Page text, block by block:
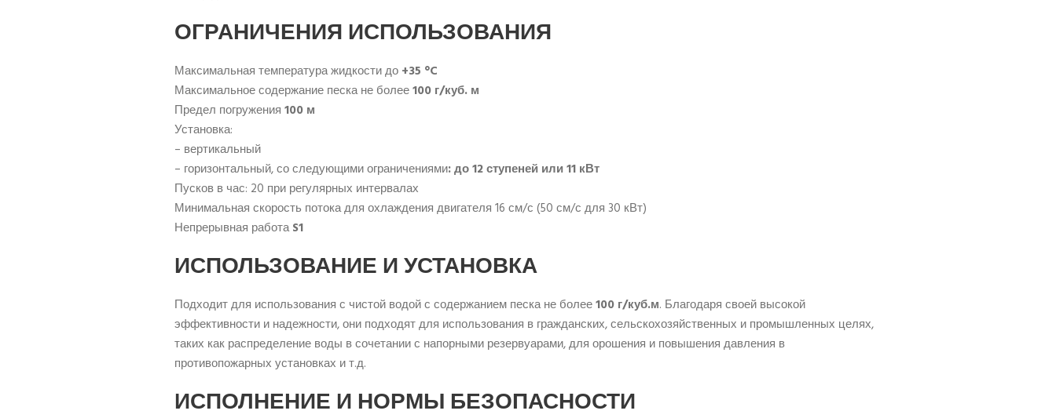
ОГРАНИЧЕНИЯ ИСПОЛЬЗОВАНИЯ
Максимальная температура жидкости до +35 °C
Максимальное содержание песка не более100 г/куб. м
Предел погружения 100 м
Установка:
– вертикальный
– горизонтальный, со следующими ограничениями: до 12 ступеней или 11 кВт
Пусков в час: 20 при регулярных интервалах
Минимальная скорость потока для охлаждения двигателя 16 см/с (50 см/с для 30 кВт)
Непрерывная работаS1
ИСПОЛЬЗОВАНИЕ И УСТАНОВКА
Подходит для использования с чистой водой с содержанием песка не более100 г/куб.м. Благодаря своей высокой
эффективности и надежности, они подходят для использования в гражданских, сельскохозяйственных и промышленных целях,
таких как распределение воды в сочетании с напорными резервуарами, для орошения и повышения давления в
противопожарных установках и т.д.
ИСПОЛНЕНИЕ И НОРМЫ БЕЗОПАСНОСТИ